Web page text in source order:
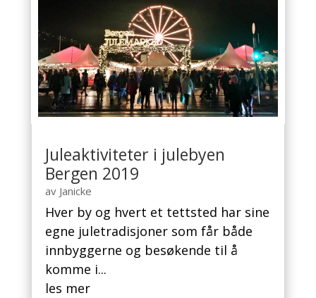
Juleaktiviteter i julebyen
Bergen 2019
av Janicke
Hver by og hvert et tettsted har sine
egne juletradisjoner som får både
innbyggerne og besøkende til å
komme i...
les mer